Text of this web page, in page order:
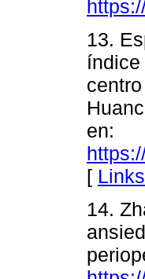
13.
índice
en:
[ Links
14.